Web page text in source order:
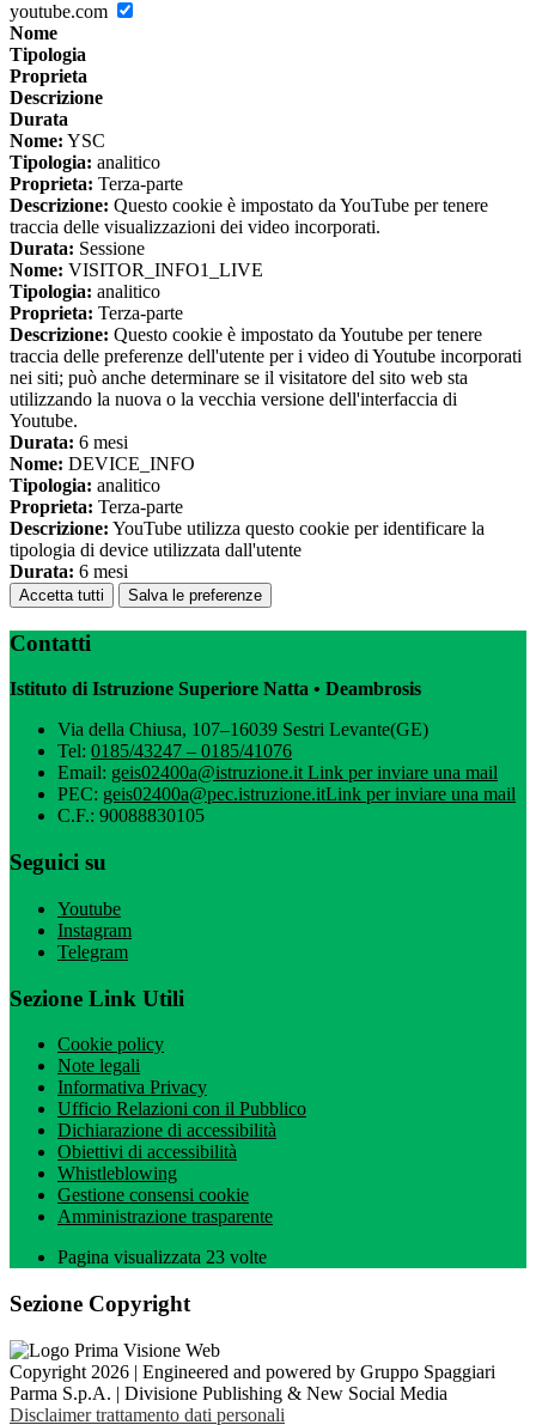
youtube.com
Nome
Tipologia
Proprieta
Descrizione
Durata
Nome: YSC
Tipologia: analitico
Proprieta: Terza-parte
Descrizione: Questo cookie è impostato da YouTube per tenere
traccia delle visualizzazioni dei video incorporati.
Durata: Sessione
Nome: VISITOR_INFO1_LIVE
Tipologia: analitico
Proprieta: Terza-parte
Descrizione: Questo cookie è impostato da Youtube per tenere
traccia delle preferenze dell'utente per i video di Youtube incorporati
nei siti; può anche determinare se il visitatore del sito web sta
utilizzando la nuova o la vecchia versione dell'interfaccia di
Youtube.
Durata: 6 mesi
Nome: DEVICE_INFO
Tipologia: analitico
Proprieta: Terza-parte
Descrizione: YouTube utilizza questo cookie per identificare la
tipologia di device utilizzata dall'utente
Durata: 6 mesi
Accetta tutti Salva le preferenze
Contatti
Istituto di Istruzione Superiore Natta • Deambrosis
Via della Chiusa, 107–16039 Sestri Levante(GE)
Tel: 0185/43247 – 0185/41076
Email: geis02400a@istruzione.itLink per inviare una mail
PEC: geis02400a@pec.istruzione.itLink per inviare una mail
C.F.: 90088830105
Seguici su
Youtube
Instagram
Telegram
Sezione Link Utili
Cookie policy
Note legali
Informativa Privacy
Ufficio Relazioni con il Pubblico
Dichiarazione di accessibilità
Obiettivi di accessibilità
Whistleblowing
Gestione consensi cookie
Amministrazione trasparente
Pagina visualizzata 23 volte
Sezione Copyright
Copyright 2026 | Engineered and powered by Gruppo Spaggiari
Parma S.p.A. | Divisione Publishing & New Social Media
Disclaimer trattamento dati personali